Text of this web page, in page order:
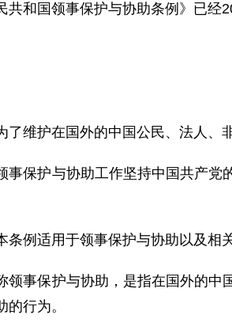
共和国领事保护与协助条例》已
维护在国外的中国公民、法人、
保护与协助工作坚持中国共产党
例适用于领事保护与协助以及相
领事保护与协助，是指在国外的中
行为。